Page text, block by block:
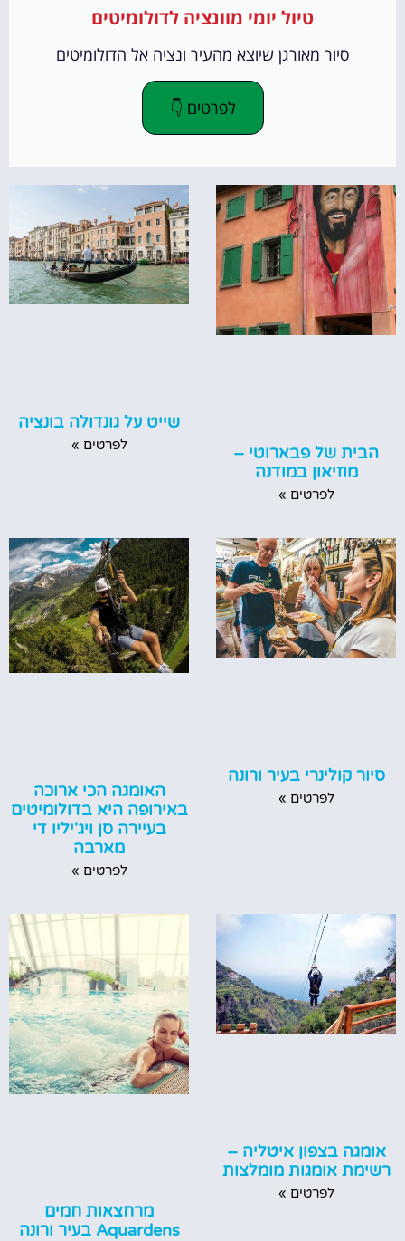
טיול יומי מוונציה לדולומיטים
סיור מאורגן שיוצא מהעיר ונציה אל הדולומיטים
לפרטים 👇
הבית של פבארוטי –
מוזיאון במודנה
לפרטים »
שייט על גונדולה בונציה
לפרטים »
סיור קולינרי בעיר ורונה
לפרטים »
האומגה הכי ארוכה
באירופה היא בדולומיטים
בעיירה סן ויג'יליו די
מארבה
לפרטים »
אומגה בצפון איטליה –
רשימת אומגות מומלצות
לפרטים »
מרחצאות חמים
Aquardens בעיר ורונה